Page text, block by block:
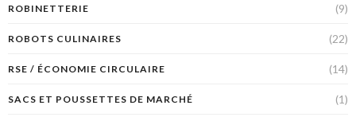
ROBINETTERIE (9)
ROBOTS CULINAIRES (22)
RSE / ÉCONOMIE CIRCULAIRE (14)
SACS ET POUSSETTES DE MARCHÉ (1)